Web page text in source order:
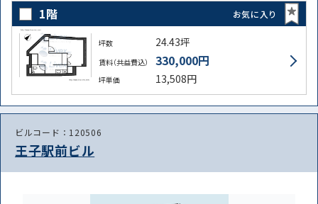
1階 お気に入り
坪数 24.43坪
賃料（共益費込） 330,000円
坪単価 13,508円
ビルコード：120506
王子駅前ビル